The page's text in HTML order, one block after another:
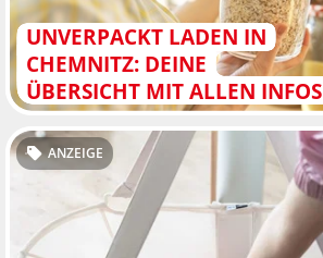
UNVERPACKT LADEN IN
CHEMNITZ: DEINE
ÜBERSICHT MIT ALLEN INFOS
ANZEIGE